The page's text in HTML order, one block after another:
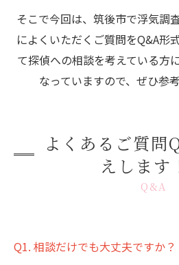
そこで今回は、筑後市で浮気調
によくいただくご質問をQ&A形
て探偵への相談を考えている方
なっていますので、ぜひ参
よくあるご質問
えします
Q&A
Q1. 相談だけでも大丈夫ですか？